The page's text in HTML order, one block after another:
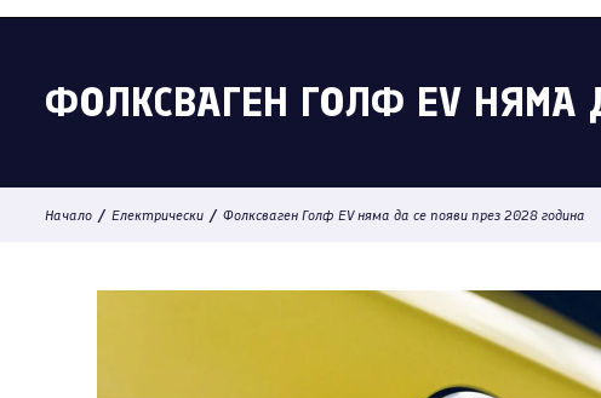
ФОЛКСВАГЕН ГОЛФ EV НЯМА
Начало / Електрически / Фолксваген Голф EV няма да се появи през 2028 година